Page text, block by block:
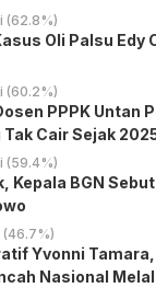
(62.8%)
Oli Palsu Edy
(60.2%)
PPPK Untan
Tak Cair Sejak
(59.4%)
Kepala BGN
(46.7%)
Yvonni
Nasional